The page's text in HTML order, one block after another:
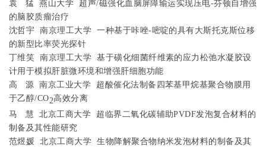
袁 猛 燕山大学 超声/磁强化血脑屏障输运实现压电-芬顿自增强
的脑胶质瘤治疗
沈哲宇
南京理工大学 一种基于咔唑-嘧啶的具有大斯托克斯位移
的新型比率荧光探针
丁维笑
南京理工大学
基于磺化细菌纤维素的应力松弛水凝胶设
计用于模拟肝脏微环境和增强肝细胞功能
高
源 南京工业大学
超酸催化法制备四苯基甲烷基聚合物膜用
于乙醇/CO2高效分离
马
慧 北京工商大学 超临界二氧化碳辅助PVDF发泡复合材料的
制备及其性能研究
范煜媛
北京工商大学
生物降解聚合物纳米发泡材料的制备及其